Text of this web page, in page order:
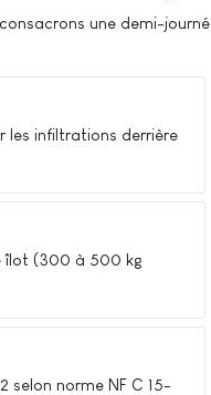
une demi-
les infiltrations derrière
îlot (300 à 500 kg
selon norme NF C 15-